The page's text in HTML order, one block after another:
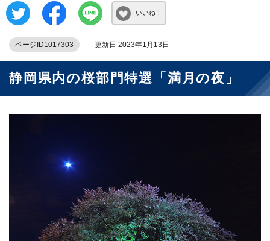
いいね！
ページID1017303 更新日 2023年1月13日
静岡県内の桜部門特選「満月の夜」